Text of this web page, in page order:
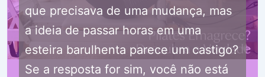
que precisava de uma mudança, mas
a ideia de passar horas em uma
esteira barulhenta parece um castigo?
Se a resposta for sim, você não está